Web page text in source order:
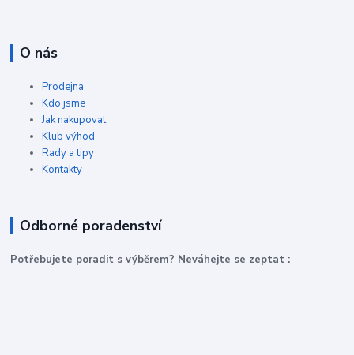
O nás
Prodejna
Kdo jsme
Jak nakupovat
Klub výhod
Rady a tipy
Kontakty
Odborné poradenství
Potřebujete poradit s výběrem? Neváhejte se zeptat :